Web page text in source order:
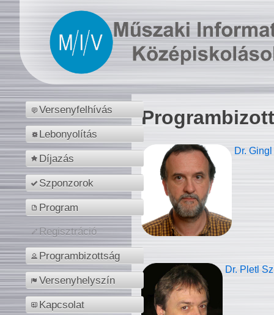
Versenyfelhívás
Lebonyolítás
Díjazás
Szponzorok
Program
Regisztráció
Programbizottság
Versenyhelyszín
Kapcsolat
Dr.
Dr. Pletl